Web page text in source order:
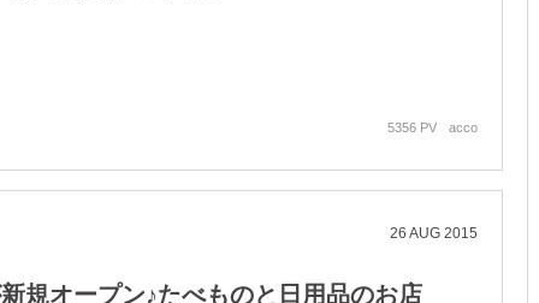
acco
5356 PV
26 AUG 2015
規オープン♪たべものと日用品のお店